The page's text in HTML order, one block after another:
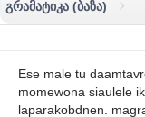
გრამატიკა (ბაზა)
Ese male tu
momewona siaulele
laparakobdnen.